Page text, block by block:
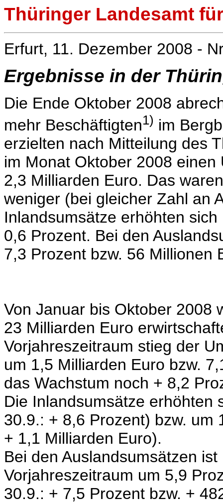
Thüringer Landesamt
Erfurt, 11. Dezember 2008 -
Ergebnisse in der
Die Ende Oktober 2008
mehr Beschäftigten1) im
erzielten nach Mitteilung des
im Monat Oktober 2008 einen
2,3 Milliarden Euro. Das
weniger (bei gleicher Zahl an
Inlandsumsätze erhöhten
0,6 Prozent. Bei den
7,3 Prozent bzw. 56 Millionen
Von Januar bis Oktober 2008
23 Milliarden Euro
Vorjahreszeitraum stieg der
um 1,5 Milliarden Euro bzw.
das Wachstum noch + 8,2
Die Inlandsumsätze erhöhten
30.9.: + 8,6 Prozent) bzw. um
+ 1,1 Milliarden Euro).
Bei den Auslandsumsätzen
Vorjahreszeitraum um 5,9
30.9.: + 7,5 Prozent bzw. +